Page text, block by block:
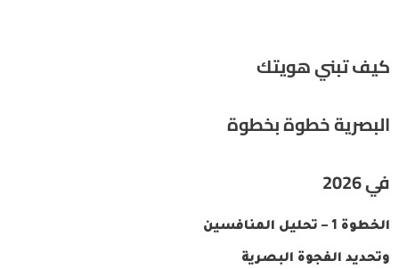
كيف تبني هويتك
البصرية خطوة بخطوة
في 2026
الخطوة 1 – تحليل المنافسين
وتحديد الفجوة البصرية